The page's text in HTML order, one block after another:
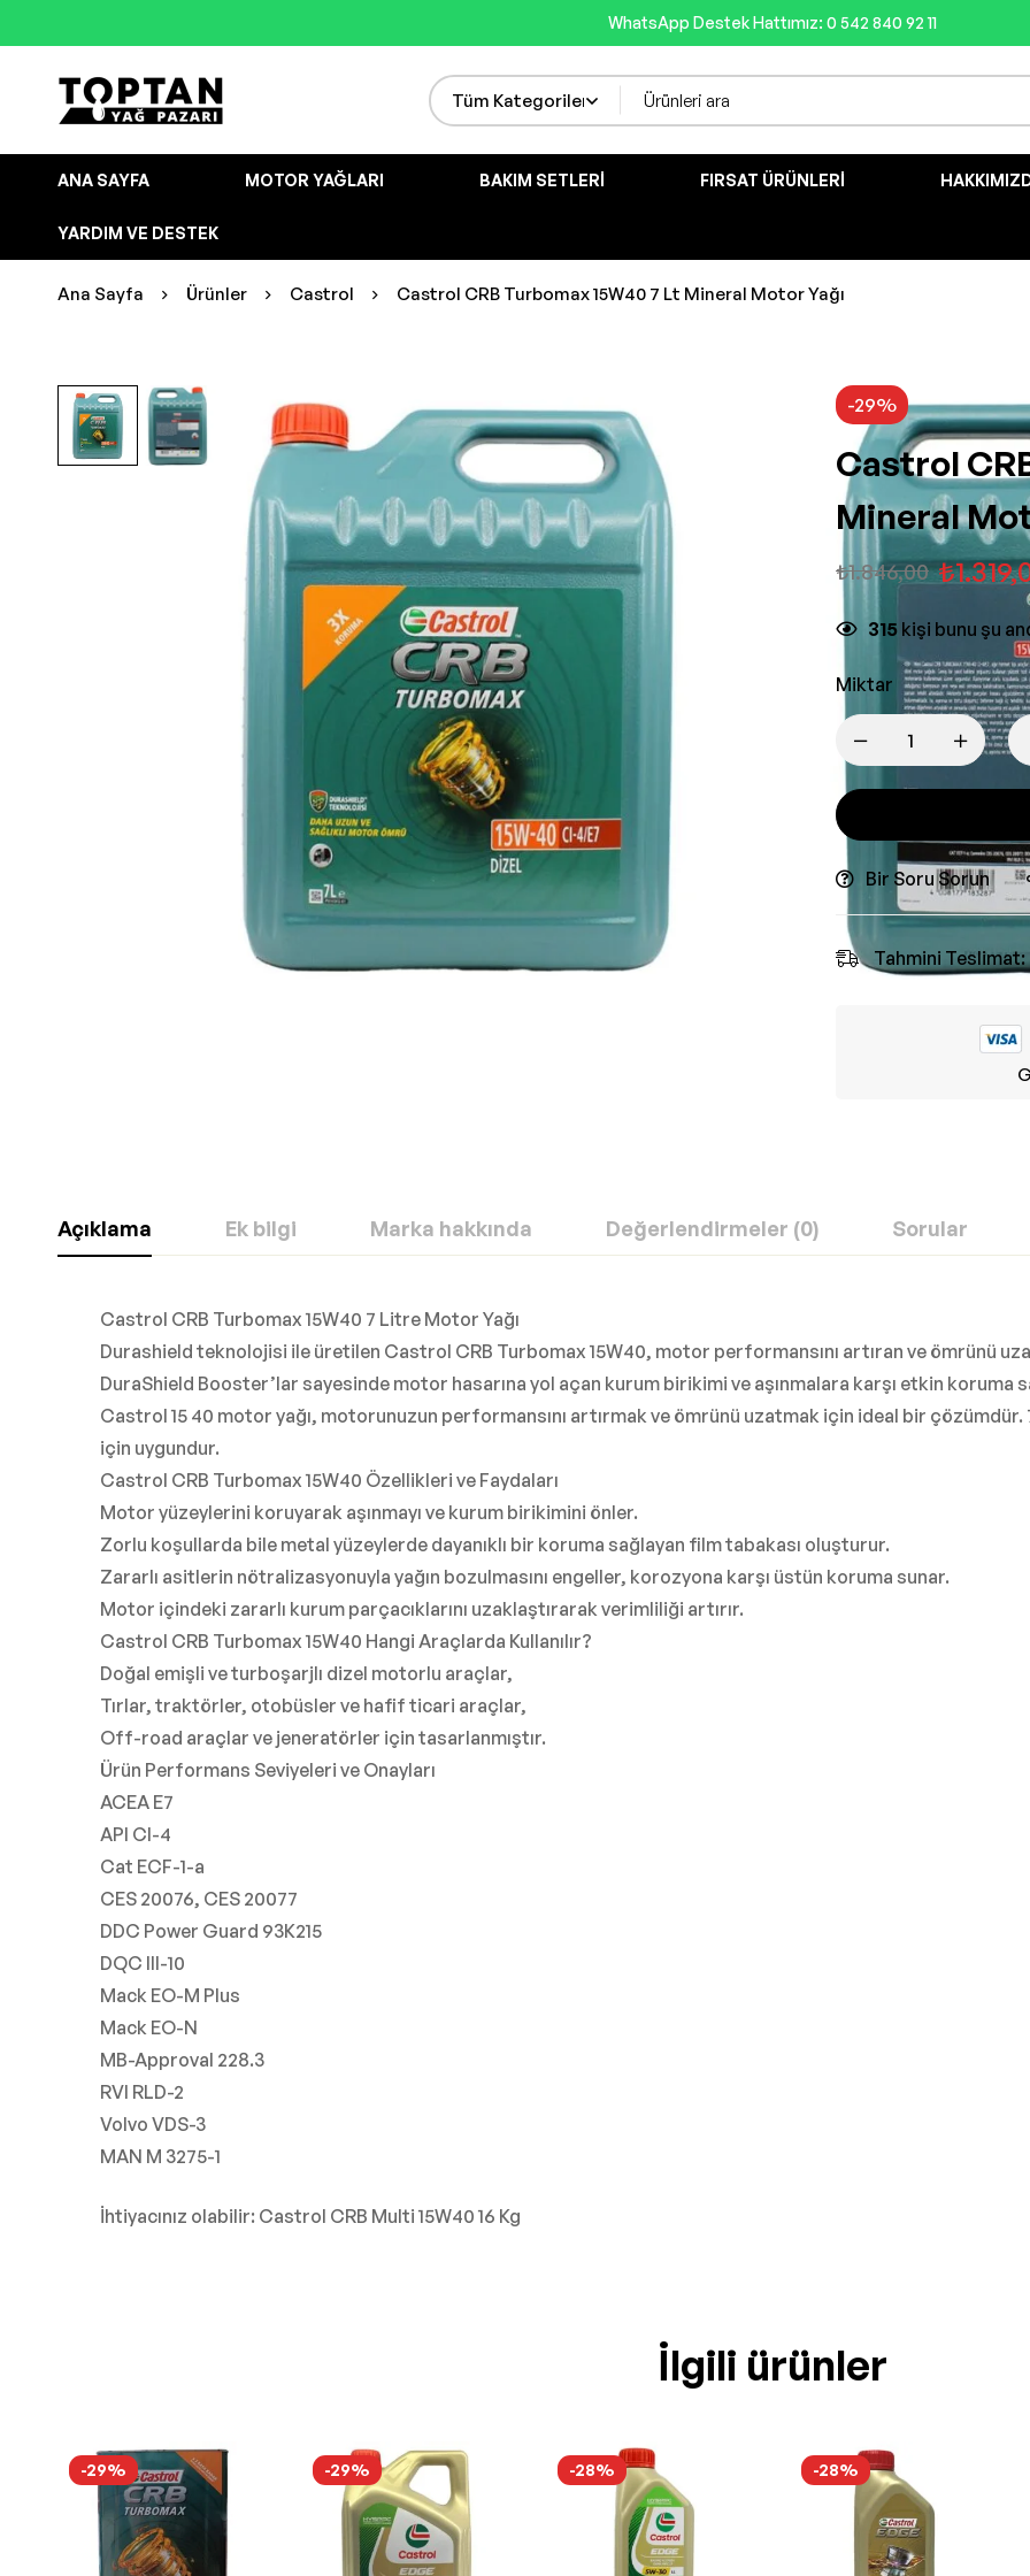
WhatsApp Destek Hattımız: 0 542 840 92 11
ANA SAYFA MOTOR YAĞLARI BAKIM SETLERI FIRSAT ÜRÜNLERI
YARDIM VE DESTEK
Ana Sayfa Ürünler Castrol Castrol CRB Turbomax 15W40 7 Lt Mineral Motor Yağı
-29%
Castrol
Mineral
₺1.846,00 ₺
315 kişi bunu şu
Miktar
Bir Soru Sorun
Tahmini Teslimat:
Açıklama Ek bilgi Marka hakkında Değerlendirmeler (0) Sorular
Castrol CRB Turbomax 15W40 7 Litre Motor Yağı
Durashield teknolojisi ile üretilen Castrol CRB Turbomax 15W40, motor performansını artıran ve ömrünü
DuraShield Booster’lar sayesinde motor hasarına yol açan kurum birikimi ve aşınmalara karşı etkin koruma
Castrol 15 40 motor yağı, motorunuzun performansını artırmak ve ömrünü uzatmak için ideal bir
için uygundur.
Castrol CRB Turbomax 15W40 Özellikleri ve Faydaları
Motor yüzeylerini koruyarak aşınmayı ve kurum birikimini önler.
Zorlu koşullarda bile metal yüzeylerde dayanıklı bir koruma sağlayan film tabakası oluşturur.
Zararlı asitlerin nötralizasyonuyla yağın bozulmasını engeller, korozyona karşı üstün koruma sunar.
Motor içindeki zararlı kurum parçacıklarını uzaklaştırarak verimliliği artırır.
Castrol CRB Turbomax 15W40 Hangi Araçlarda Kullanılır?
Doğal emişli ve turboşarjlı dizel motorlu araçlar,
Tırlar, traktörler, otobüsler ve hafif ticari araçlar,
Off-road araçlar ve jeneratörler için tasarlanmıştır.
Ürün Performans Seviyeleri ve Onayları
ACEA E7
API CI-4
Cat ECF-1-a
CES 20076, CES 20077
DDC Power Guard 93K215
DQC III-10
Mack EO-M Plus
Mack EO-N
MB-Approval 228.3
RVI RLD-2
Volvo VDS-3
MAN M 3275-1
İhtiyacınız olabilir: Castrol CRB Multi 15W40 16 Kg
İlgili ürünler
-29% -29% -28% -28%